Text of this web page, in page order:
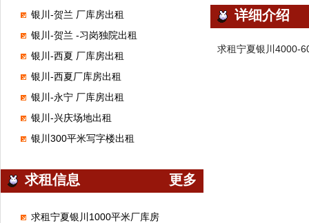
银川-贺兰 厂库房出租
银川-贺兰 -习岗独院出租
银川-西夏 厂库房出租
银川-西夏厂库房出租
银川-永宁 厂库房出租
银川-兴庆场地出租
银川300平米写字楼出租
求租信息 更多
求租宁夏银川1000平米厂库房
详细介绍
求租宁夏银川4000-